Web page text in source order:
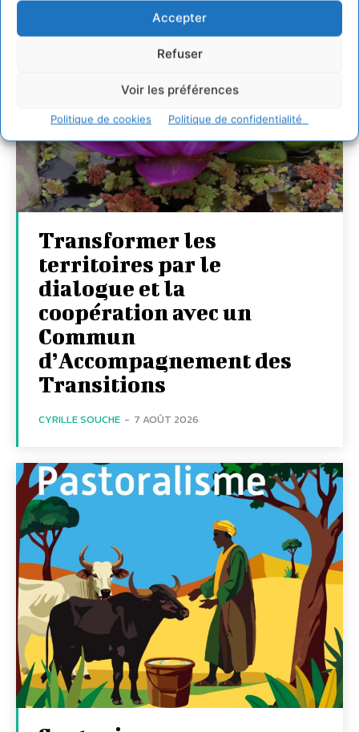
Accepter
Refuser
Voir les préférences
Politique de cookies Politique de confidentialité
Transformer les
territoires par le
dialogue et la
coopération avec un
Commun
d’Accompagnement des
Transitions
CYRILLE SOUCHE - 7 AOÛT 2026